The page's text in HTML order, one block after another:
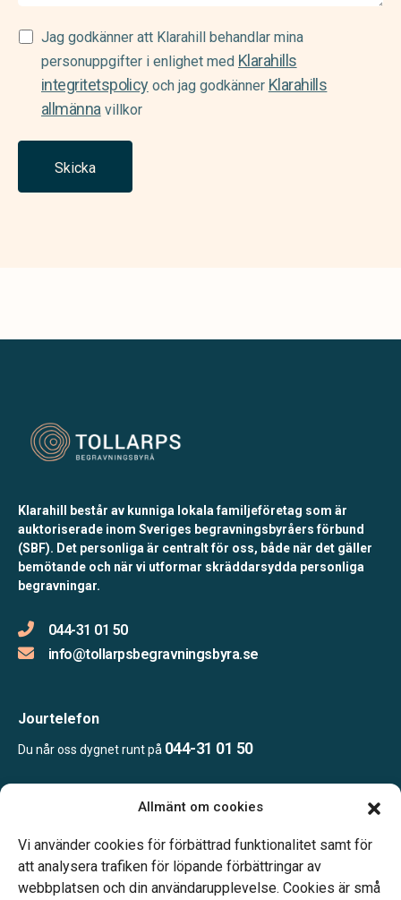
Allmänt om cookies
Vi använder cookies för förbättrad funktionalitet samt för
att analysera trafiken för löpande förbättringar av
webbplatsen och din användarupplevelse. Cookies är små
Samtycke
(Required)
Jag godkänner att Klarahill behandlar mina
personuppgifter i enlighet med Klarahills
integritetspolicyoch jag godkänner Klarahills
allmännavillkor
Skicka
Klarahill består av kunniga lokala familjeföretag som är
auktoriserade inom Sveriges begravningsbyråers förbund
(SBF). Det personliga är centralt för oss, både när det gäller
bemötande och när vi utformar skräddarsydda personliga
begravningar.
044-31 01 50
info@tollarpsbegravningsbyra.se
Jourtelefon
Du når oss dygnet runt på 044-31 01 50
Efter överenskommelse
Telefonjour dygnet runt.